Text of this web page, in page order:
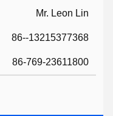
Mr. Leon Lin
86--13215377368
86-769-23611800